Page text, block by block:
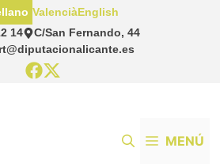
14
C/San Fernando, 44
ValenciàEnglish
MENÚ